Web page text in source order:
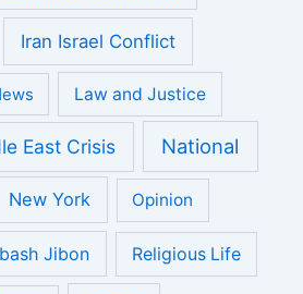
Iran Israel Conflict
Law and Justice
East Crisis National
New York Opinion
Jibon Religious Life